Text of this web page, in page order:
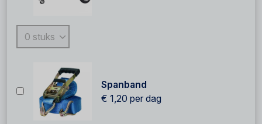
Spanband
€ 1,20 per dag